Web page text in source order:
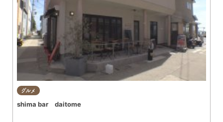
グルメ
shima bar daitome